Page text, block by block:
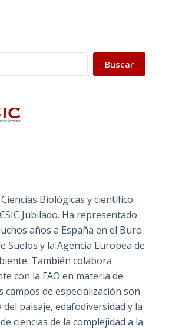
Buscar
Biológicas y científico
Jubilado. Ha representado
años a España en el Buro
Suelos y la Agencia Europea de
También colabora
con la FAO en materia de
campos de especialización son
del paisaje, edafodiversidad y la
ciencias de la complejidad a la